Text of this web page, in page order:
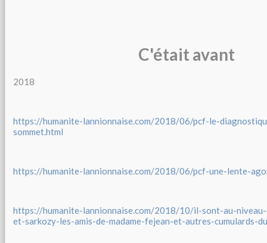
C'était avant
2018
https://humanite-lannionnaise.com/2018/06/pcf-le-
sommet.html
https://humanite-lannionnaise.com/2018/06/pcf-une-lente-
https://humanite-lannionnaise.com/2018/10/il-sont-au-
et-sarkozy-les-amis-de-madame-fejean-et-autres-cumulards-